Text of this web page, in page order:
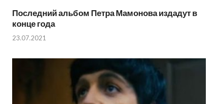
Последний альбом Петра Мамонова издадут в
конце года
23.07.2021